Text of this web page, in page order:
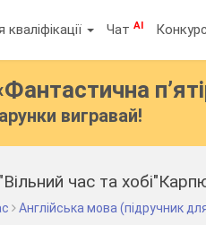
ЧатAI
вигравай!
час та
Англійська мова (підручник